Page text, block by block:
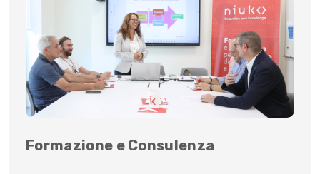
Formazione e Consulenza